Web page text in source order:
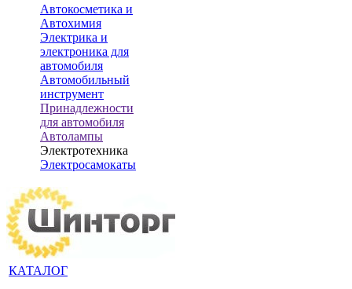
Автокосметика и
Автохимия
Электрика и
электроника для
автомобиля
Автомобильный
инструмент
Принадлежности
для автомобиля
Автолампы
Электротехника
Электросамокаты
КАТАЛОГ